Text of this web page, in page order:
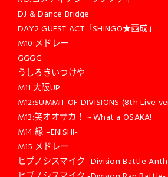
DJ & Dance Bridge
DAY2 GUEST ACT「SHINGO★西成」
M10:メドレー
GGGG
うしろきいつけや
M11:大阪UP
M12:SUMMIT OF DIVISIONS (8th Live
M13:笑オオサカ！～What a OSAKA!
M14:縁 –ENISHI-
M15:メドレー
ヒプノシスマイク -Division Battle